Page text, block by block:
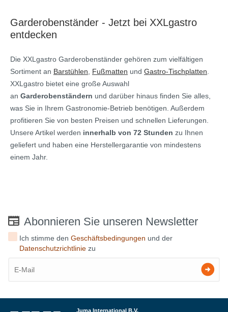
Garderobenständer - Jetzt bei XXLgastro
entdecken
Die XXLgastro Garderobenständer gehören zum vielfältigen
Sortiment an Barstühlen Fußmatten und Gastro-Tischplatten
XXLgastro bietet eine große Auswahl
an Garderobenständern und darüber hinaus finden Sie alles,
was Sie in Ihrem Gastronomie-Betrieb benötigen. Außerdem
profitieren Sie von besten Preisen und schnellen Lieferungen.
Unsere Artikel werden innerhalb von 72 Stunden zu Ihnen
geliefert und haben eine Herstellergarantie von mindestens
einem Jahr.
Abonnieren Sie unseren Newsletter
Ich stimme denGeschäftsbedingungen und der
Datenschutzrichtlinie zu
Juma International B.V.